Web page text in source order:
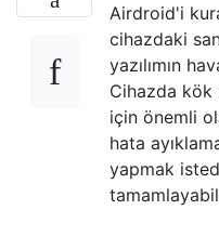
Airdroid'i
cihazdaki
yazılımın
Cihazda kök
için önemli
hata
yapmak